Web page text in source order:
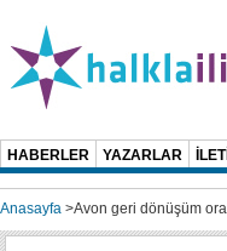
HABERLER YAZARLAR
Anasayfa >Avon geri dönüşüm